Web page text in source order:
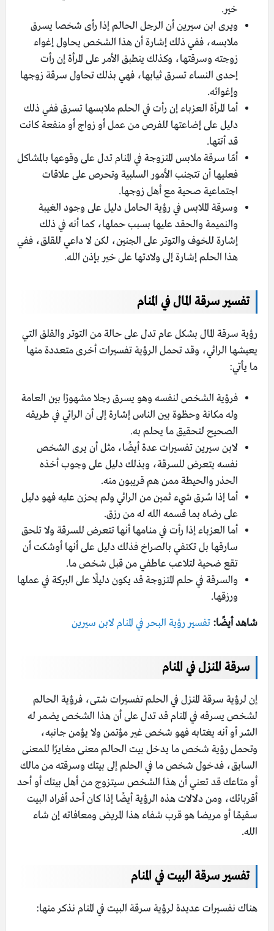
خير.
ويرى ابن سيرين أن الرجل الحالم إذا رأى شخصا يسرق
ملابسه، ففي ذلك إشارة أن هذا الشخص يحاول إغواء
زوجته وسرقتها، وكذلك ينطبق الأمر على المرأة إن رأت
إحدى النساء تسرق ثيابها، فهي بذلك تحاول سرقة زوجها
وإغوائه.
أما المرأة العزباء إن رأت في الحلم ملابسها تسرق ففي ذلك
دليل على إضاعتها للفرص من عمل أو زواج أو منفعة كانت
قد أتتها.
أمّا سرقة ملابس المتزوجة في المنام تدل على وقوعها بالمشاكل
فعليها أن تتجنب الأمور السلبية وتحرص على علاقات
اجتماعية صحية مع أهل زوجها.
وسرقة الملابس في رؤية الحامل دليل على وجود الغيبة
والنميمة والحقد عليها بسبب حملها، كما أنه في ذلك
إشارة للخوف والتوتر على الجنين، لكن لا داعي للقلق، ففي
هذا الحلم إشارة إلى ولادتها على خير بإذن الله.
تفسير سرقة المال في المنام
رؤية سرقة المال بشكل عام تدل على حالة من التوتر والقلق التي
يعيشها الرائي، وقد تحمل الرؤية تفسيرات أخرى متعددة منها
ما يأتي:
فرؤية الشخص لنفسه وهو يسرق رجلا مشهورًا بين العامة
وله مكانة وحظوة بين الناس إشارة إلى أن الرائي في طريقه
الصحيح لتحقيق ما يحلم به.
لابن سيرين تفسيرات عدة أيضًا، مثل أن يرى الشخص
نفسه يتعرض للسرقة، وبذلك دليل على وجوب أخذه
الحذر والحيطة ممن هم قريبون منه.
أما إذا سُرق شيء ثمين من الرائي ولم يحزن عليه فهو دليل
على رضاه بما قسمه الله له من رزق.
أما العزباء إذا رأت في منامها أنها تتعرض للسرقة ولا تلحق
سارقها بل تكتفي بالصراخ فذلك دليل على أنها أوشكت أن
تقع ضحية لتلاعب عاطفي من قبل شخص ما.
والسرقة في حلم المتزوجة قد يكون دليلًا على البركة في عملها
ورزقها.
شاهد أيضًا: تفسير رؤية البحر في المنام لابن سيرين
سرقة المنزل في المنام
إن لرؤية سرقة المنزل في الحلم تفسيرات شتى، فرؤية الحالم
لشخص يسرقه في المنام قد تدل على أن هذا الشخص يضمر له
الشر أو أنه يغتابه فهو شخص غير مؤتمن ولا يؤمن جانبه،
وتحمل رؤية شخص ما يدخل بيت الحالم معنى مغايرًا للمعنى
السابق، فدخول شخص ما في الحلم إلى بيتك وسرقته من مالك
أو متاعكقد تعني أن هذا الشخص سيتزوج من أهل بيتك أو أحد
أقربائك، ومن دلالات هذه الرؤية أيضًا إذا كان أحد أفراد البيت
سقيمًا أو مريضا هو قرب شفاء هذا المريض ومعافاته إن شاء
الله.
تفسير سرقة البيت في المنام
هناك نفسيرات عديدة لرؤية سرقة البيت في المنام نذكر منها: